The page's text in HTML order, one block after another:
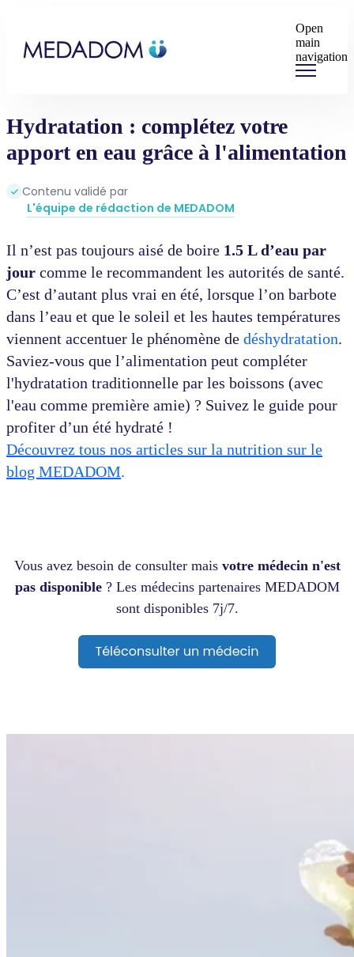
Open
main
navigation
Hydratation : complétez votre
apport en eau grâce à l'alimentation
Contenu validé par
L'équipe de rédaction de MEDADOM
Il n’est pas toujours aisé de boire 1.5 L d’eau par
jour comme le recommandent les autorités de santé.
C’est d’autant plus vrai en été, lorsque l’on barbote
dans l’eau et que le soleil et les hautes températures
viennent accentuer le phénomène de déshydratation.
Saviez-vous que l’alimentation peut compléter
l'hydratation traditionnelle par les boissons (avec
l'eau comme première amie) ? Suivez le guide pour
profiter d’un été hydraté !
Découvrez tous nos articles sur la nutrition sur le
blog MEDADOM.
Vous avez besoin de consulter mais votre médecin n'est
pas disponible? Les médecins partenaires MEDADOM
sont disponibles 7j/7.